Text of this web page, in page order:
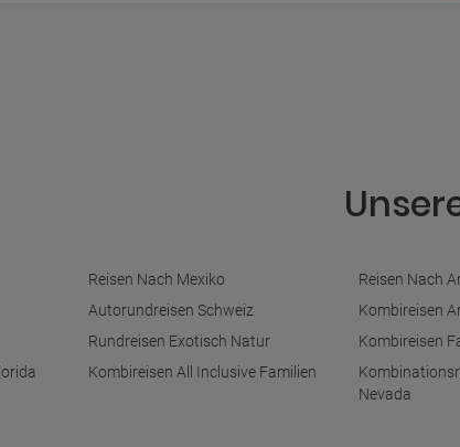
Reisen Nach Mexiko Reisen Nach
Autorundreisen Schweiz Kombireisen
Rundreisen Exotisch Natur Kombireisen
Kombireisen All Inclusive Familien
Nevada